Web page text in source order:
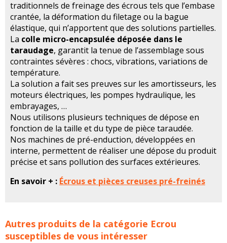
traditionnels de freinage des écrous tels que l’embase
crantée, la déformation du filetage ou la bague
élastique, qui n’apportent que des solutions partielles.
La colle micro-encapsulée déposée dans le
taraudage, garantit la tenue de l’assemblage sous
contraintes sévères : chocs, vibrations, variations de
température.
La solution a fait ses preuves sur les amortisseurs, les
moteurs électriques, les pompes hydraulique, les
embrayages, …
Nous utilisons plusieurs techniques de dépose en
fonction de la taille et du type de pièce taraudée.
Nos machines de pré-enduction, développées en
interne, permettent de réaliser une dépose du produit
précise et sans pollution des surfaces extérieures.
En savoir + : Écrous et pièces creuses pré-freinés
Écrous et pièces creuses pré-freinés SOPRIMA concerne
les familles de produits : soprimaecrou
Autres produits de la catégorie Ecrou
susceptibles de vous intéresser